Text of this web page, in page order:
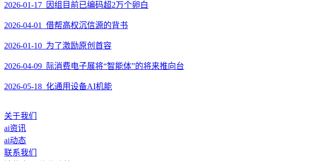
2026-01-17 因组目前已编码超2万个卵白
2026-04-01 借帮高权沉信源的背书
2026-01-10 为了激励原创首容
2026-04-09 际消费电子展将“智能体”的将来推向台
2026-05-18 化通用设备AI机能
关于我们
ai资讯
ai动态
联系我们